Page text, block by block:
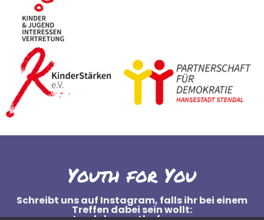
Youth for You
Schreibt uns auf Instagram, falls ihr bei einem
Treffen dabei sein wollt: